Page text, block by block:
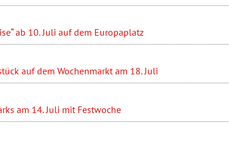
ab 10. Juli auf dem Europaplatz
auf dem Wochenmarkt am 18. Juli
am 14. Juli mit Festwoche